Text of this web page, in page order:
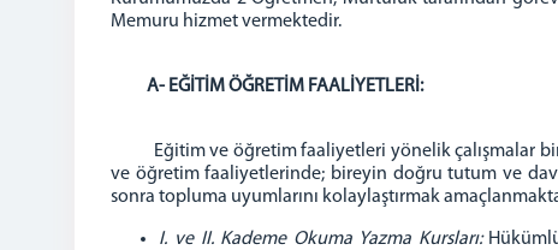
Memuru hizmet vermektedir.
A- EĞİTİM ÖĞRETİM FAALİYETLERİ:
Eğitim ve öğretim faaliyetleri yönelik çalışmalar
ve öğretim faaliyetlerinde; bireyin doğru tutum ve
sonra topluma uyumlarını kolaylaştırmak
I. ve II. Kademe Okuma Yazma Kursları: